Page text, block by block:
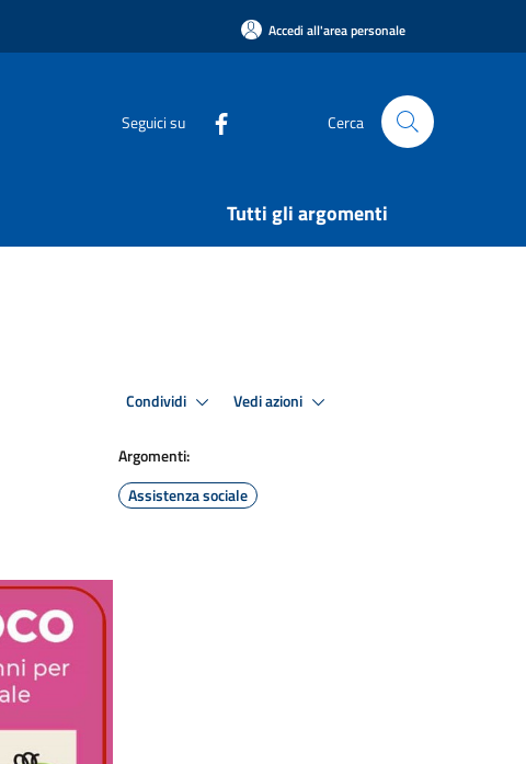
Accedi all'area personale
Seguici su Cerca
Tutti gli argomenti
Condividi Vedi azioni
Argomenti:
Assistenza sociale